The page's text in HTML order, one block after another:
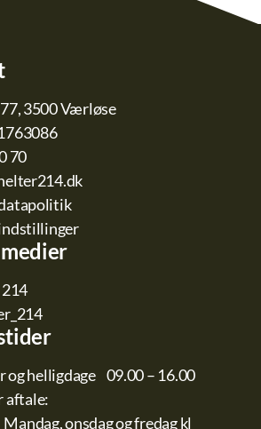
3500 Værløse
70
og helligdage 09.00 – 16.00
aftale:
Mandag, onsdag og fredag kl